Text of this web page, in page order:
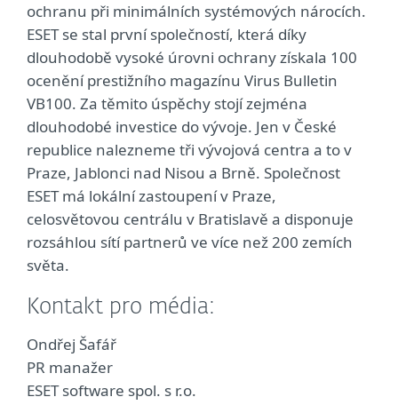
ochranu při minimálních systémových nárocích.
ESET se stal první společností, která díky
dlouhodobě vysoké úrovni ochrany získala 100
ocenění prestižního magazínu Virus Bulletin
VB100. Za těmito úspěchy stojí zejména
dlouhodobé investice do vývoje. Jen v České
republice nalezneme tři vývojová centra a to v
Praze, Jablonci nad Nisou a Brně. Společnost
ESET má lokální zastoupení v Praze,
celosvětovou centrálu v Bratislavě a disponuje
rozsáhlou sítí partnerů ve více než 200 zemích
světa.
Kontakt pro média:
Ondřej Šafář
PR manažer
ESET software spol. s r.o.